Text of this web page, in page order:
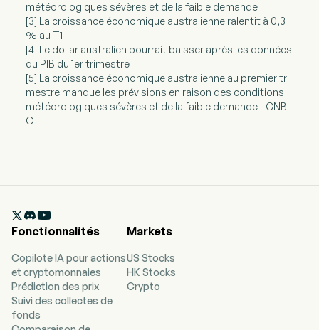
météorologiques sévères et de la faible demande
[3] La croissance économique australienne ralentit à 0,3
% au T1
[4] Le dollar australien pourrait baisser après les données
du PIB du 1er trimestre
[5] La croissance économique australienne au premier tri
mestre manque les prévisions en raison des conditions
météorologiques sévères et de la faible demande - CNB
C

Fonctionnalités
Copilote IA pour actions
et cryptomonnaies
Prédiction des prix
Suivi des collectes de
fonds
Markets
US Stocks
HK Stocks
Crypto